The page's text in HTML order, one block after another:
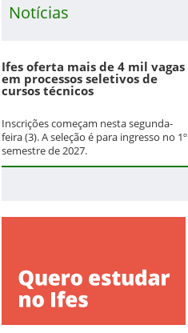
Notícias
Ifes oferta mais de 4 mil vagas
em processos seletivos de
cursos técnicos
Inscrições começam nesta segunda-
feira (3). A seleção é para ingresso no 1º
semestre de 2027.